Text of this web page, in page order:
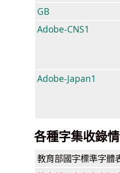
GB
Adobe-CNS1
Adobe-Japan1
各種字集收錄
教育部國字標準字體